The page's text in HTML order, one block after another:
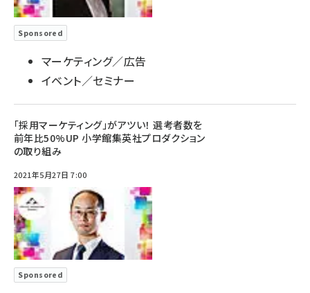
Sponsored
マーケティング／広告
イベント／セミナー
「採用マーケティング」がアツい！ 選考者数を
前年比50%UP 小学館集英社プロダクション
の取り組み
2021年5月27日 7:00
Sponsored